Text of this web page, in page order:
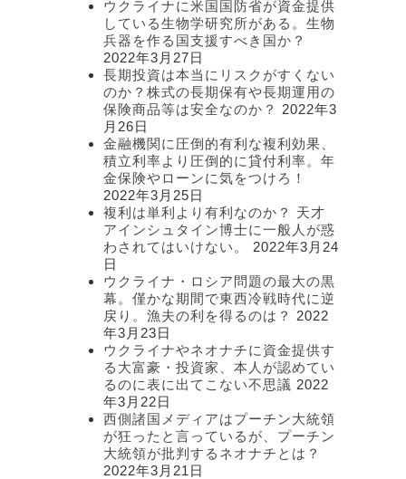
ウクライナに米国国防省が資金提供
している生物学研究所がある。生物
兵器を作る国支援すべき国か？
2022年3月27日
長期投資は本当にリスクがすくない
のか？株式の長期保有や長期運用の
保険商品等は安全なのか？
2022年3
月26日
金融機関に圧倒的有利な複利効果、
積立利率より圧倒的に貸付利率。年
金保険やローンに気をつけろ！
2022年3月25日
複利は単利より有利なのか？ 天才
アインシュタイン博士に一般人が惑
わされてはいけない。
2022年3月24
日
ウクライナ・ロシア問題の最大の黒
幕。僅かな期間で東西冷戦時代に逆
戻り。漁夫の利を得るのは？
2022
年3月23日
ウクライナやネオナチに資金提供す
る大富豪・投資家、本人が認めてい
るのに表に出てこない不思議 2022
年3月22日
西側諸国メディアはプーチン大統領
が狂ったと言っているが、プーチン
大統領が批判するネオナチとは？
2022年3月21日